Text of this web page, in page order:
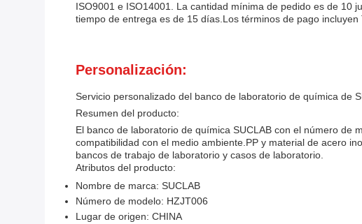
ISO9001 e ISO14001. La cantidad mínima de pedido es de 10
tiempo de entrega es de 15 días.Los términos de pago incluyen
Personalización:
Servicio personalizado del banco de laboratorio de química de
Resumen del producto:
El banco de laboratorio de química SUCLAB con el número de
compatibilidad con el medio ambiente.PP y material de acero
bancos de trabajo de laboratorio y casos de laboratorio.
Atributos del producto:
Nombre de marca: SUCLAB
Número de modelo: HZJT006
Lugar de origen: CHINA